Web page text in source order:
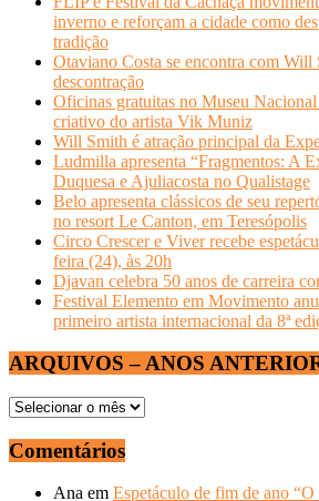
inverno e reforçam a cidade como
tradição
Otaviano Costa se encontra com Will
descontração
Oficinas gratuitas no Museu Nacional
criativo do artista Vik Muniz
Will Smith é atração principal da
Ludmilla apresenta “Fragmentos: A
Duquesa e Ajuliacosta no Qualistage
Belo apresenta clássicos de seu
no resort Le Canton, em Teresópolis
Circo Crescer e Viver recebe
feira (24), às 20h
Djavan celebra 50 anos de carreira
Festival Elemento em Movimento
primeiro artista internacional da 8ª
ARQUIVOS – ANOS
ARQUIVOS
ANOS
ANTERIORES
Comentários
Ana em Espetáculo de fim de ano